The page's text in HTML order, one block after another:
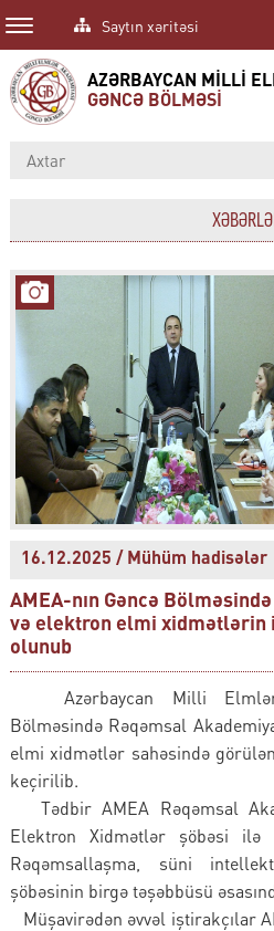
Saytın xəritəsi
AZƏRBAYCAN MİLLİ
GƏNCƏ BÖLMƏSİ
16.12.2025 / Mühüm hadisələr
AMEA-nın Gəncə
və elektron elmi xidmətlərin
olunub
Azərbaycan Milli Elmlər
Bölməsində Rəqəmsal
elmi xidmətlər sahəsində
keçirilib.
Tədbir AMEA Rəqəmsal
Elektron Xidmətlər şöbəsi ilə
Rəqəmsallaşma, süni
şöbəsinin birgə təşəbbüsü
Müşavirədən əvvəl iştirakçılar